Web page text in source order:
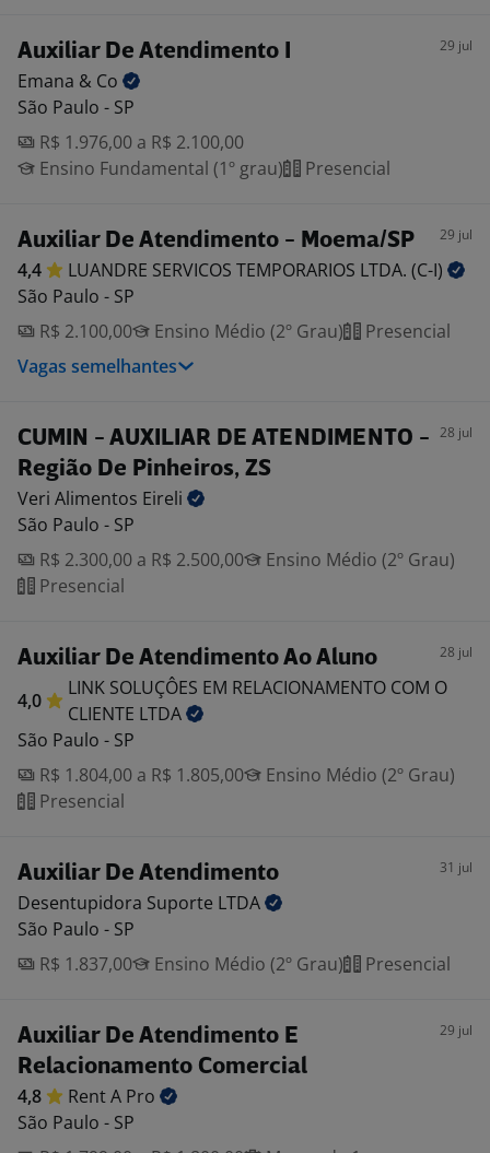
Auxiliar De Atendimento I 29 jul
Emana & Co
São Paulo - SP
R$ 1.976,00 a R$ 2.100,00
Ensino Fundamental (1º grau)
Presencial
Auxiliar De Atendimento - Moema/SP 29 jul
4,4 LUANDRE SERVICOS TEMPORARIOS LTDA. (C-I)
São Paulo - SP
R$ 2.100,00
Ensino Médio (2º Grau)
Presencial
Vagas semelhantes
CUMIN - AUXILIAR DE ATENDIMENTO -
Região De Pinheiros, ZS
28 jul
Veri Alimentos Eireli
São Paulo - SP
R$ 2.300,00 a R$ 2.500,00
Ensino Médio (2º Grau)
Presencial
Auxiliar De Atendimento Ao Aluno 28 jul
4,0
LINK SOLUÇÔES EM RELACIONAMENTO COM O
CLIENTE LTDA
São Paulo - SP
R$ 1.804,00 a R$ 1.805,00
Ensino Médio (2º Grau)
Presencial
Auxiliar De Atendimento 31 jul
Desentupidora Suporte LTDA
São Paulo - SP
R$ 1.837,00
Ensino Médio (2º Grau) Presencial
Auxiliar De Atendimento E
Relacionamento Comercial
29 jul
4,8 Rent A Pro
São Paulo - SP